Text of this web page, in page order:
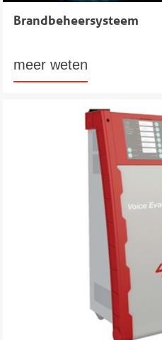
Brandbeheersysteem
meer weten